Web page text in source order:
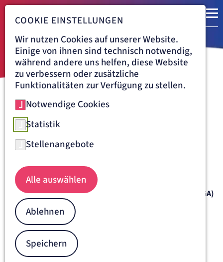
Navigationspfad
ARTEMED KLINIKUM MÜNCHEN SÜD
27.02.2023
Zertifiziertes
Ausbildungszentrum
Artemed Klinikum München Süd, 27.02.2023
Artemed Klinikum München Süd wird „Education Center“
der Gesellschaft für Arthroskopie und Gelenkchirurgie (AGA)
Seit Jahren steht das Artemed Klinikum München Süd als
Traditionsklinik in der Landeshauptstadt für eine
hochqualitative medizinische Versorgung in spezialisierten
Zentren. Ein besonderer Fokus liegt dabei auf der
Behandlung von Erkrankungen des Bewegungsapparats.
Einmal mehr fand nun die große Expertise des Hauses im
COOKIE EINSTELLUNGEN
Wir nutzen Cookies auf unserer Website.
Einige von ihnen sind technisch notwendig,
während andere uns helfen, diese Website
zu verbessern oder zusätzliche
Funktionalitäten zur Verfügung zu stellen.
Notwendige Cookies
Statistik
Stellenangebote
Alle auswählen
Ablehnen
Speichern